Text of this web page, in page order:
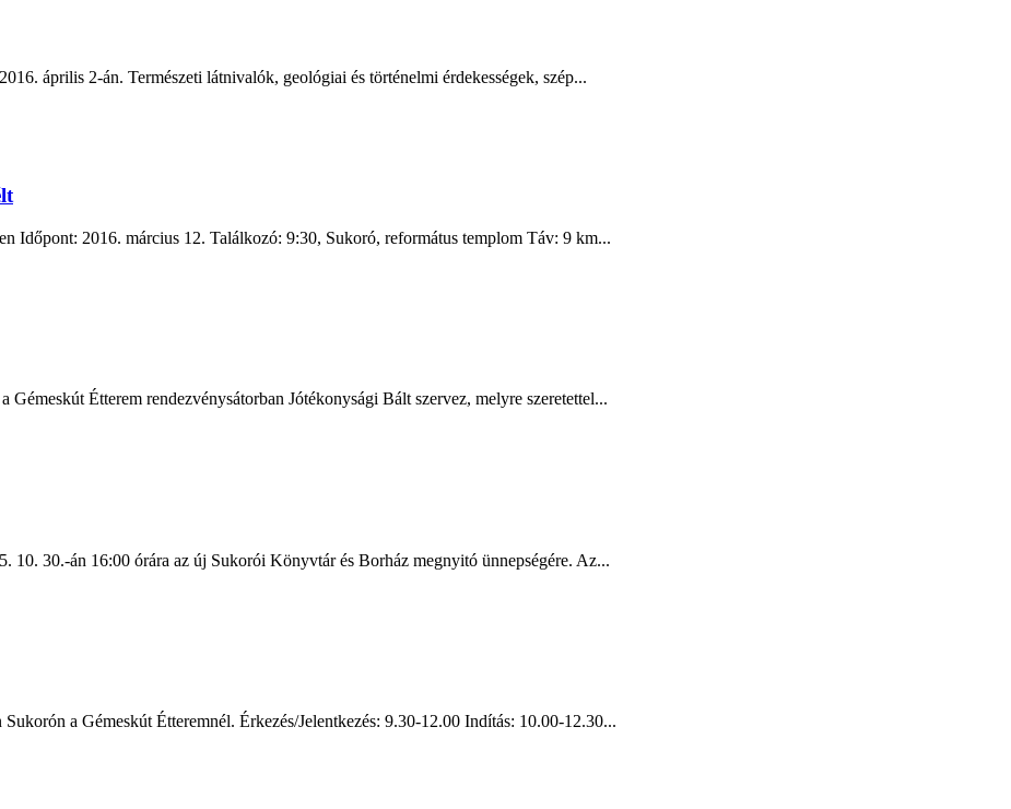
április 2-án. Természeti látnivalók, geológiai és történelmi érdekességek, szép...
Időpont: 2016. március 12. Találkozó: 9:30, Sukoró, református templom Táv: 9 km...
Étterem rendezvénysátorban Jótékonysági Bált szervez, melyre szeretettel...
10. 30.-án 16:00 órára az új Sukorói Könyvtár és Borház megnyitó ünnepségére. Az...
a Gémeskút Étteremnél. Érkezés/Jelentkezés: 9.30-12.00 Indítás: 10.00-12.30...